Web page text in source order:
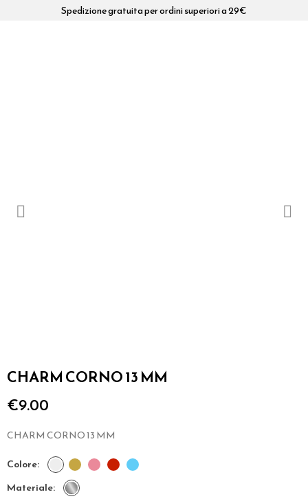
Spedizione gratuita per ordini superiori a 29€
CHARM CORNO 13 MM
€9.00
CHARM CORNO 13 MM
colore
materiale